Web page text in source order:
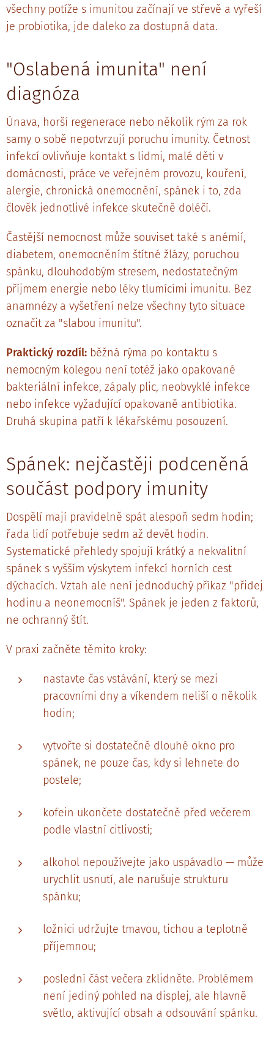
všechny potíže s imunitou začínají ve střevě a vyřeší
je probiotika, jde daleko za dostupná data.
"Oslabená imunita" není
diagnóza
Únava, horší regenerace nebo několik rým za rok
samy o sobě nepotvrzují poruchu imunity. Četnost
infekcí ovlivňuje kontakt s lidmi, malé děti v
domácnosti, práce ve veřejném provozu, kouření,
alergie, chronická onemocnění, spánek i to, zda
člověk jednotlivé infekce skutečně doléčí.
Častější nemocnost může souviset také s anémií,
diabetem, onemocněním štítné žlázy, poruchou
spánku, dlouhodobým stresem, nedostatečným
příjmem energie nebo léky tlumícími imunitu. Bez
anamnézy a vyšetření nelze všechny tyto situace
označit za "slabou imunitu".
Praktický rozdíl: běžná rýma po kontaktu s
nemocným kolegou není totéž jako opakované
bakteriální infekce, zápaly plic, neobvyklé infekce
nebo infekce vyžadující opakovaně antibiotika.
Druhá skupina patří k lékařskému posouzení.
Spánek: nejčastěji podceněná
součást podpory imunity
Dospělí mají pravidelně spát alespoň sedm hodin;
řada lidí potřebuje sedm až devět hodin.
Systematické přehledy spojují krátký a nekvalitní
spánek s vyšším výskytem infekcí horních cest
dýchacích. Vztah ale není jednoduchý příkaz "přidej
hodinu a neonemocníš". Spánek je jeden z faktorů,
ne ochranný štít.
V praxi začněte těmito kroky:
nastavte čas vstávání, který se mezi
pracovními dny a víkendem neliší o několik
hodin;
vytvořte si dostatečně dlouhé okno pro
spánek, ne pouze čas, kdy si lehnete do
postele;
kofein ukončete dostatečně před večerem
podle vlastní citlivosti;
alkohol nepoužívejte jako uspávadlo — může
urychlit usnutí, ale narušuje strukturu
spánku;
ložnici udržujte tmavou, tichou a teplotně
příjemnou;
poslední část večera zklidněte. Problémem
není jediný pohled na displej, ale hlavně
světlo, aktivující obsah a odsouvání spánku.